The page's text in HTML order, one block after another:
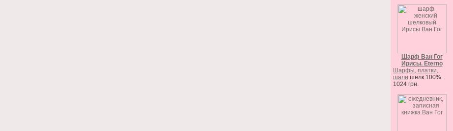
Шарф Ван Гог
Ирисы. Eterno
Шарфы, платки,
шали шёлк 100%.
1024 грн.